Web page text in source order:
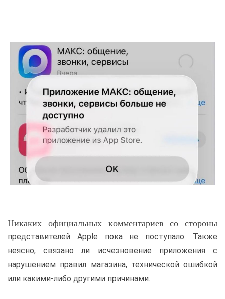
Никаких официальных комментариев со стороны
представителей Apple пока не поступало. Также
неясно, связано ли исчезновение приложения с
нарушением правил магазина, технической ошибкой
или какими-либо другими причинами.